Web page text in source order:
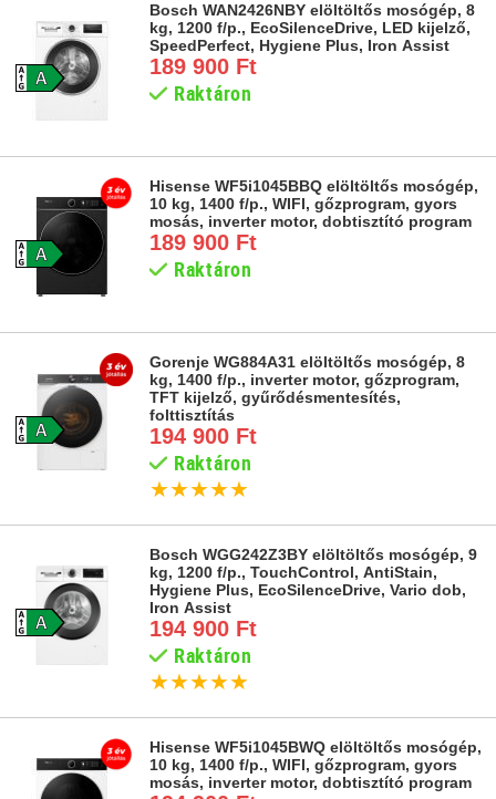
Bosch WAN2426NBY elöltöltős mosógép, 8
kg, 1200 f/p., EcoSilenceDrive, LED kijelző,
SpeedPerfect, Hygiene Plus, Iron Assist
189 900 Ft
Raktáron
Hisense WF5i1045BBQ elöltöltős mosógép,
10 kg, 1400 f/p., WIFI, gőzprogram, gyors
mosás, inverter motor, dobtisztító program
189 900 Ft
Raktáron
Gorenje WG884A31 elöltöltős mosógép, 8
kg, 1400 f/p., inverter motor, gőzprogram,
TFT kijelző, gyűrődésmentesítés,
folttisztítás
194 900 Ft
Raktáron
★★★★★
Bosch WGG242Z3BY elöltöltős mosógép, 9
kg, 1200 f/p., TouchControl, AntiStain,
Hygiene Plus, EcoSilenceDrive, Vario dob,
Iron Assist
194 900 Ft
Raktáron
★★★★★
Hisense WF5i1045BWQ elöltöltős mosógép,
10 kg, 1400 f/p., WIFI, gőzprogram, gyors
mosás, inverter motor, dobtisztító program